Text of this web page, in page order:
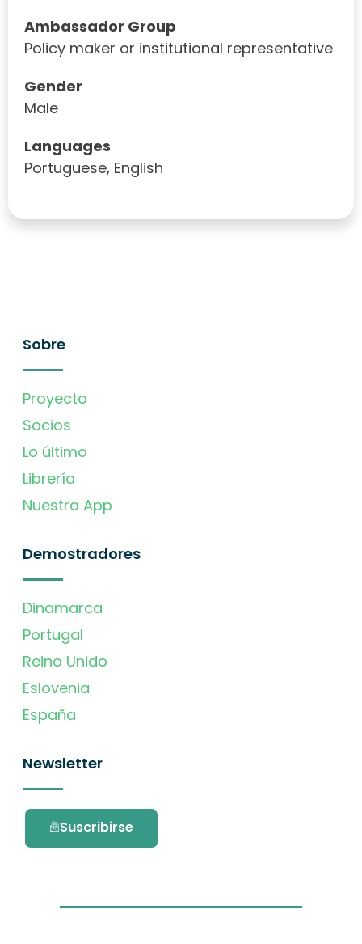
Ambassador Group
Policy maker or institutional representative
Gender
Male
Languages
Portuguese, English
Sobre
Proyecto
Socios
Lo último
Librería
Nuestra App
Demostradores
Dinamarca
Portugal
Reino Unido
Eslovenia
España
Newsletter
Suscribirse